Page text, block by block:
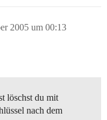
2005 um 00:13
löschst du mit
nach dem